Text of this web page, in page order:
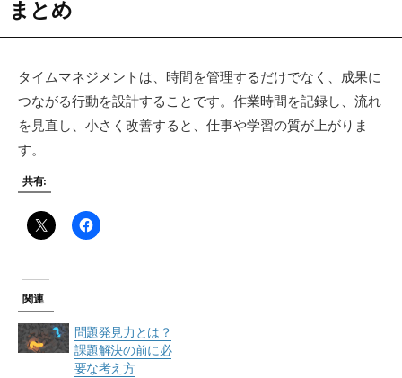
まとめ
タイムマネジメントは、時間を管理するだけでなく、成果に
つながる行動を設計することです。作業時間を記録し、流れ
を見直し、小さく改善すると、仕事や学習の質が上がりま
す。
共有:
関連
問題発見力とは？
課題解決の前に必
要な考え方